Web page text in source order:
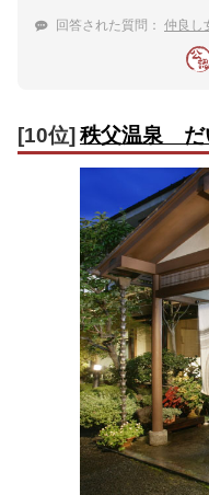
回答された質問： 仲良し
[10位] 秩父温泉 だ